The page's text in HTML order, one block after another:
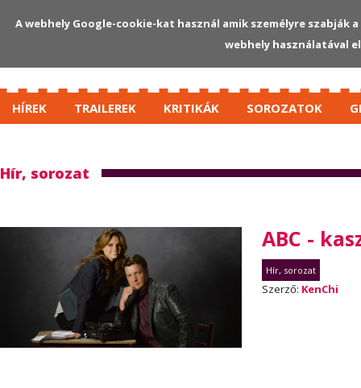
HÍREK TRAILEREK KRITIKÁK SOROZATOK
Hír, sorozat
ABC -
Hír, sorozat
Szerző: KenChi
A webhely Google-cookie-kat használ amik személyre
webhely használatával